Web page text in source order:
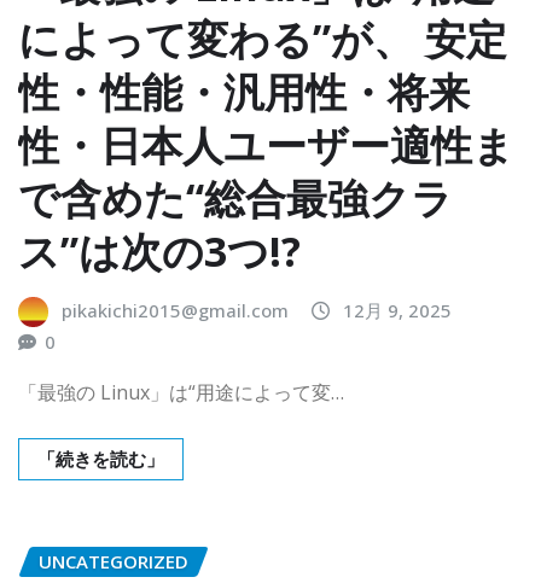
によって変わる”が、 安定
性・性能・汎用性・将来
性・日本人ユーザー適性ま
で含めた“総合最強クラ
ス”は次の3つ!?
pikakichi2015@gmail.com
12月 9, 2025
0
「最強の Linux」は“用途によって変…
「続きを読む」
UNCATEGORIZED